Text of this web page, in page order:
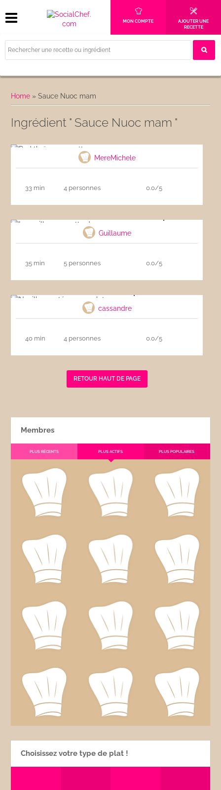
MON COMPTE
AJOUTER UNE
RECETTE
Home »Sauce Nuoc mam
Ingrédient " Sauce Nuoc mam "
MereMichele
33 min 4 personnes 0.0/5
Guillaume
35 min 5 personnes 0.0/5
cassandre
40 min 4 personnes 0.0/5
RETOUR HAUT DE PAGE
Membres
PLUS RÉCENTS PLUS ACTIFS PLUS POPULAIRES
Choisissez votre type de plat !